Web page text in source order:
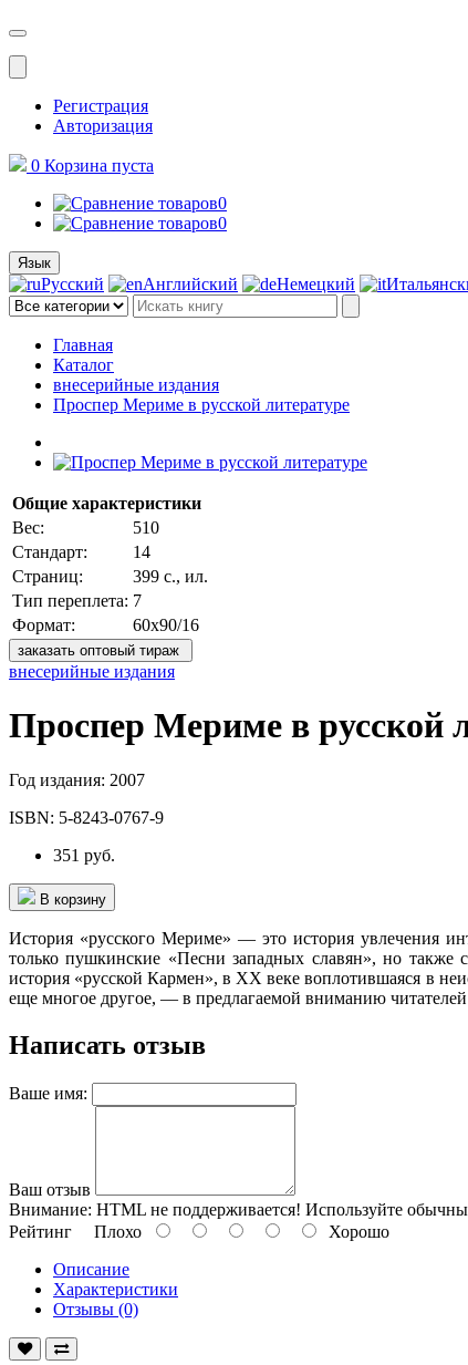
Меню
Регистрация
Авторизация
0 Корзина пуста
0
0
Язык
Русский Английский Немецкий
Главная
Каталог
внесерийные издания
Проспер Мериме в русской литературе
Общие характеристики
Вес:
510
Стандарт:
14
Страниц:
399 с., ил.
Тип переплета: 7
Формат:
60x90/16
заказать оптовый тираж
внесерийные издания
Проспер Мериме в русской
Год издания: 2007
ISBN: 5-8243-0767-9
351 руб.
В корзину
История «русского Мериме» — это история увлечения
только пушкинские «Песни западных славян», но также
история «русской Кармен», в XX веке воплотившаяся в
еще многое другое, — в предлагаемой вниманию
Написать отзыв
Ваше имя:
Ваш отзыв
Внимание: HTML не поддерживается! Используйте
Рейтинг Плохо Хорошо
Описание
Характеристики
Отзывы (0)